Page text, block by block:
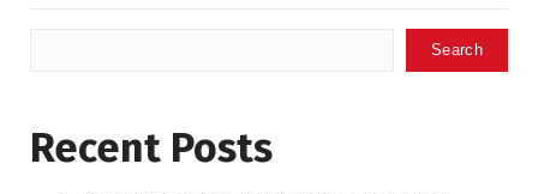
Search
Recent Posts